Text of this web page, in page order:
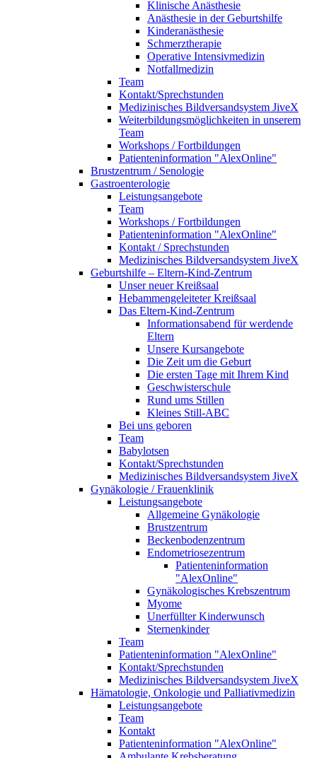
Klinische Anästhesie
Anästhesie in der Geburtshilfe
Kinderanästhesie
Schmerztherapie
Operative Intensivmedizin
Notfallmedizin
Team
Kontakt/Sprechstunden
Medizinisches Bildversandsystem JiveX
Weiterbildungsmöglichkeiten in unserem
Team
Workshops / Fortbildungen
Patienteninformation "AlexOnline"
Brustzentrum / Senologie
Gastroenterologie
Leistungsangebote
Team
Workshops / Fortbildungen
Patienteninformation "AlexOnline"
Kontakt / Sprechstunden
Medizinisches Bildversandsystem JiveX
Geburtshilfe – Eltern-Kind-Zentrum
Unser neuer Kreißsaal
Hebammengeleiteter Kreißsaal
Das Eltern-Kind-Zentrum
Informationsabend für werdende
Eltern
Unsere Kursangebote
Die Zeit um die Geburt
Die ersten Tage mit Ihrem Kind
Geschwisterschule
Rund ums Stillen
Kleines Still-ABC
Bei uns geboren
Team
Babylotsen
Kontakt/Sprechstunden
Medizinisches Bildversandsystem JiveX
Gynäkologie / Frauenklinik
Leistungsangebote
Allgemeine Gynäkologie
Brustzentrum
Beckenbodenzentrum
Endometriosezentrum
Patienteninformation
"AlexOnline"
Gynäkologisches Krebszentrum
Myome
Unerfüllter Kinderwunsch
Sternenkinder
Team
Patienteninformation "AlexOnline"
Kontakt/Sprechstunden
Medizinisches Bildversandsystem JiveX
Hämatologie, Onkologie und Palliativmedizin
Leistungsangebote
Team
Kontakt
Patienteninformation "AlexOnline"